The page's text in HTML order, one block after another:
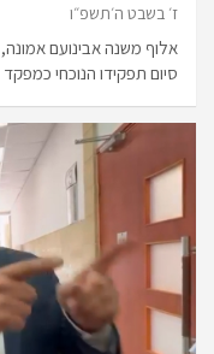
ז׳ בשבט ה׳תשפ״ו
אלוף משנה אבינועם
סיום תפקידו הנוכחי